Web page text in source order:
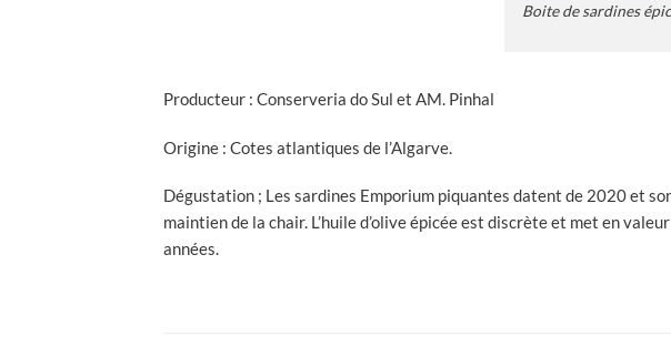
Boite de sardines
Producteur : Conserveria do Sul et AM. Pinhal
Origine : Cotes atlantiques de l’Algarve.
Dégustation ; Les sardines Emporium piquantes datent de 2020 et
maintien de la chair. L’huile d’olive épicée est discrète et met en
années.